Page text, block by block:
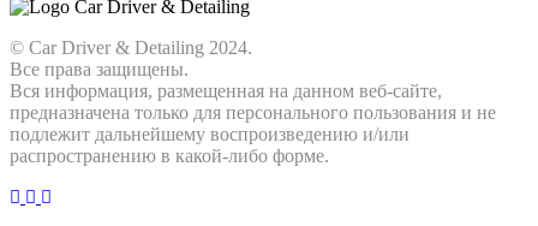
© Car Driver & Detailing 2024.
Все права защищены.
Вся информация, размещенная на данном веб-сайте,
предназначена только для персонального пользования и не
подлежит дальнейшему воспроизведению и/или
распространению в какой-либо форме.